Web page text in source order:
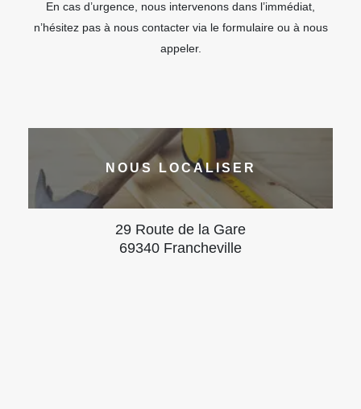
En cas d’urgence, nous intervenons dans l’immédiat,
n’hésitez pas à nous contacter via le formulaire ou à nous
appeler.
NOUS LOCALISER
29 Route de la Gare
69340 Francheville